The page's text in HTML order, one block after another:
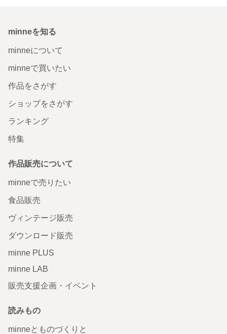
minneを知る
minneについて
minneで買いたい
作品をさがす
ショップをさがす
ランキング
特集
作品販売について
minneで売りたい
食品販売
ヴィンテージ販売
ダウンロード販売
minne PLUS
minne LAB
販売支援企画・イベント
読みもの
minneとものづくりと